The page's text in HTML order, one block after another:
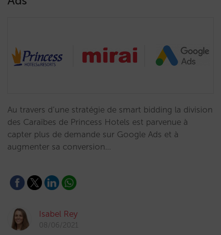
Au travers d’une stratégie de smart bidding la division
des Caraïbes de Princess Hotels est parvenue à
capter plus de demande sur Google Ads et à
augmenter sa conversion…
Isabel Rey
08/06/2021